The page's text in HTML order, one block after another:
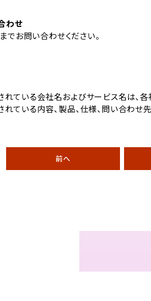
わせ
までお問い合わせください。
ている会社名およびサービス名は、
ている内容、製品、仕様、問い合わ
前へ